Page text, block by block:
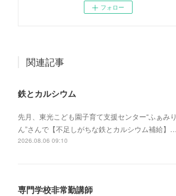
フォロー
関連記事
鉄とカルシウム
先月、東光こども園子育て支援センター“ふぁみり
ん”さんで【不足しがちな鉄とカルシウム補給】…
2026.08.06 09:10
専門学校非常勤講師